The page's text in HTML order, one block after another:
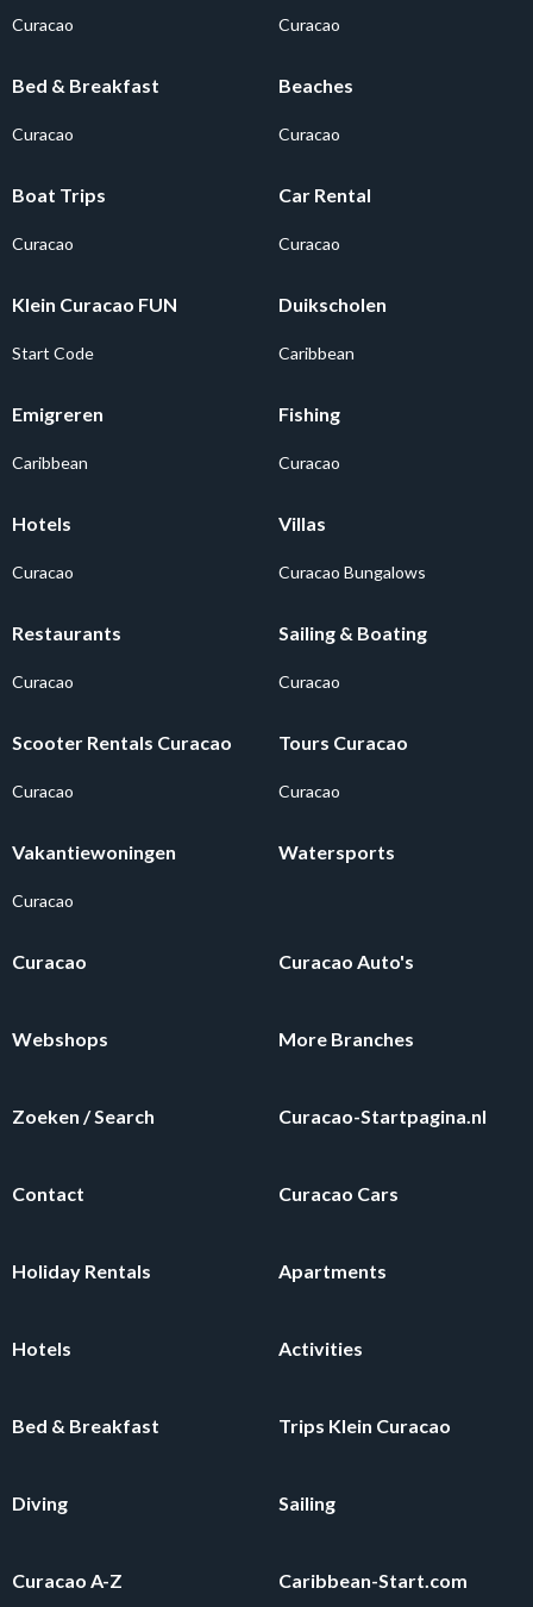
Curacao Curacao
Bed & Breakfast
Curacao
Beaches
Curacao
Boat Trips
Curacao
Car Rental
Curacao
Klein Curacao FUN
Start Code
Duikscholen
Caribbean
Emigreren
Caribbean
Fishing
Curacao
Hotels
Curacao
Villas
Curacao Bungalows
Restaurants
Curacao
Sailing & Boating
Curacao
Scooter Rentals Curacao
Curacao
Tours Curacao
Curacao
Vakantiewoningen
Curacao
Watersports
Curacao Curacao Auto's
Webshops More Branches
Zoeken / Search Curacao-Startpagina.nl
Contact Curacao Cars
Holiday Rentals Apartments
Hotels Activities
Bed & Breakfast Trips Klein Curacao
Diving Sailing
Curacao A-Z Caribbean-Start.com